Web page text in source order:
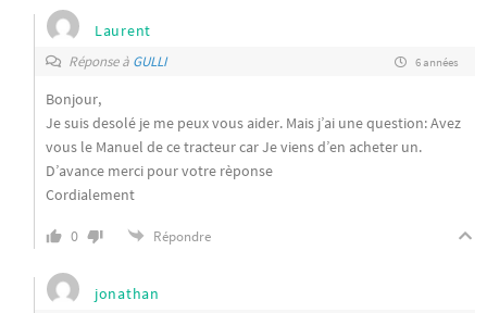
Laurent
Réponse à GULLI 6 années
Bonjour,
Je suis desolé je me peux vous aider. Mais j’ai une question: Avez
vous le Manuel de ce tracteur car Je viens d’en acheter un.
D’avance merci pour votre rèponse
Cordialement
0 Répondre
jonathan